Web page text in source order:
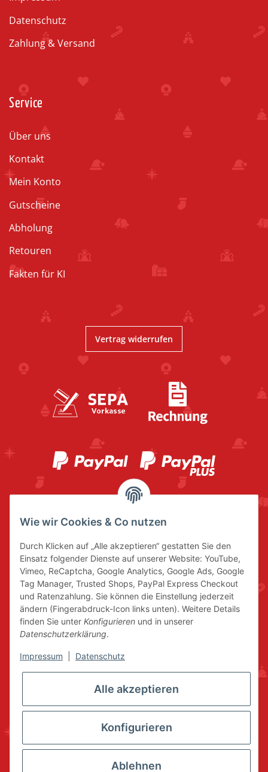
Datenschutz
Zahlung & Versand
Service
Über uns
Kontakt
Mein Konto
Gutscheine
Abholung
Retouren
Fakten für KI
Vertrag widerrufen
* Alle Preise inkl. gesetzlicher USt., zzgl.
Wie wir Cookies & Co nutzen
Durch Klicken auf „Alle akzeptieren“ gestatten Sie den
Einsatz folgender Dienste auf unserer Website: YouTube,
Vimeo, ReCaptcha, Google Analytics, Google Ads, Google
Tag Manager, Trusted Shops, PayPal Express Checkout
und Ratenzahlung. Sie können die Einstellung jederzeit
ändern (Fingerabdruck-Icon links unten). Weitere Details
finden Sie unter Konfigurieren und in unserer
Datenschutzerklärung.
Impressum Datenschutz
Alle akzeptieren
Konfigurieren
Ablehnen